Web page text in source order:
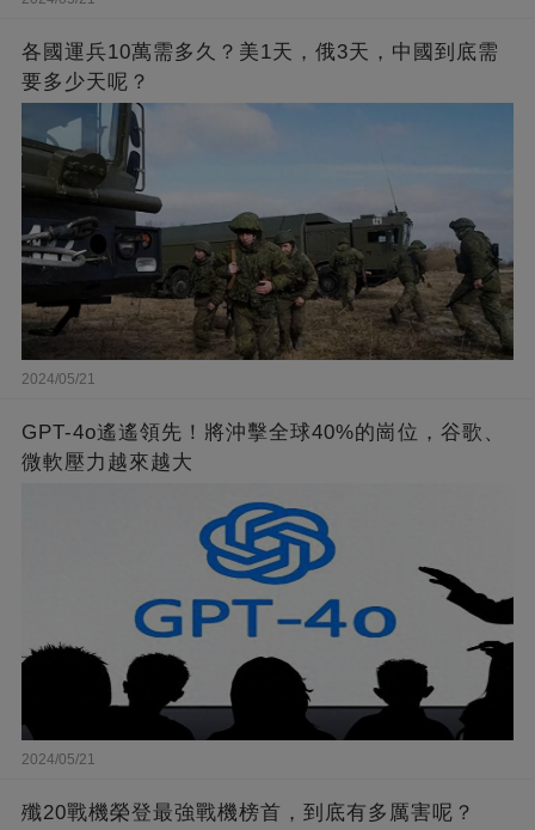
各國運兵10萬需多久？美1天，俄3天，中國到底需
要多少天呢？
2024/05/21
GPT-4o遙遙領先！將沖擊全球40%的崗位，谷歌、
微軟壓力越來越大
2024/05/21
殲20戰機榮登最強戰機榜首，到底有多厲害呢？